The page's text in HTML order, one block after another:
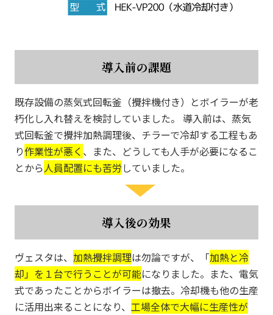
導入前の課題
既存設備の蒸気式回転釜（攪拌機付き）とボイラーが老
朽化し入れ替えを検討していました。 導入前は、蒸気
式回転釜で攪拌加熱調理後、チラーで冷却する工程もあ
り作業性が悪く 、また、どうしても人手が必要になるこ
とから人員配置にも苦労していました。
導入後の効果
ヴェスタは、 加熱攪拌調理は勿論ですが、「加熱と冷
却」を１台で行うことが可能になりました。また、電気
式であったことからボイラーは撤去。冷却機も他の生産
に活用出来ることになり、 工場全体で大幅に生産性が